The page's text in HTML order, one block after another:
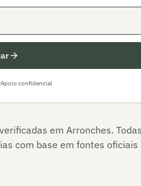
Apoio confidencial
em Arronches.
com base em fontes oficiais